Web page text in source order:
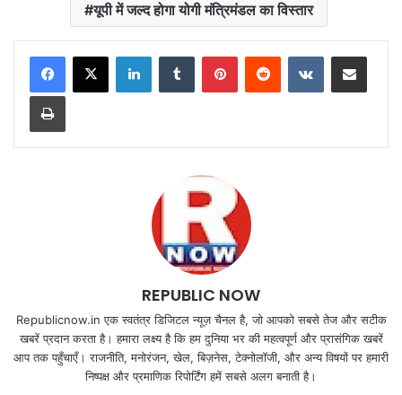
यूपी में जल्द होगा योगी मंत्रिमंडल का विस्तार
LinkedInTumblr PinterestReddit VKontakteShare via Email
Print
REPUBLIC NOW
Republicnow.in एक स्वतंत्र डिजिटल न्यूज़ चैनल है, जो आपको सबसे तेज और सटीक
खबरें प्रदान करता है। हमारा लक्ष्य है कि हम दुनिया भर की महत्वपूर्ण और प्रासंगिक खबरें
आप तक पहुँचाएँ। राजनीति, मनोरंजन, खेल, बिज़नेस, टेक्नोलॉजी, और अन्य विषयों पर हमारी
निष्पक्ष और प्रमाणिक रिपोर्टिंग हमें सबसे अलग बनाती है।